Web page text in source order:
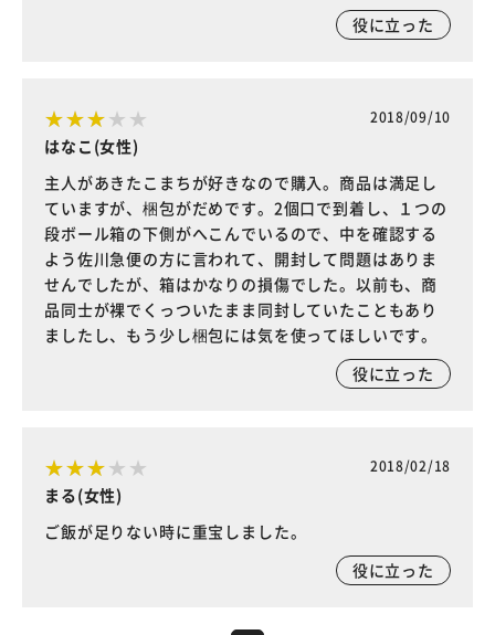
役に立った
2018/09/10
はなこ(女性)
主人があきたこまちが好きなので購入。商品は満足し
ていますが、梱包がだめです。2個口で到着し、１つの
段ボール箱の下側がへこんでいるので、中を確認する
よう佐川急便の方に言われて、開封して問題はありま
せんでしたが、箱はかなりの損傷でした。以前も、商
品同士が裸でくっついたまま同封していたこともあり
ましたし、もう少し梱包には気を使ってほしいです。
役に立った
2018/02/18
まる(女性)
ご飯が足りない時に重宝しました。
役に立った